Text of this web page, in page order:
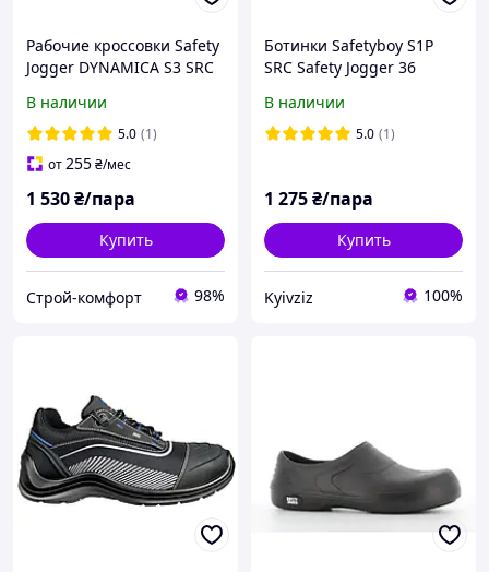
Рабочие кроссовки Safety
Jogger DYNAMICA S3 SRC
защита + комфорт
В наличии
5.0 (1)
от255₴/мес
1 530₴/пара
Купить
Строй-комфорт 98%
Ботинки Safetyboy S1P
SRC Safety Jogger 36
В наличии
5.0 (1)
1 275₴/пара
Купить
Kyivziz 100%